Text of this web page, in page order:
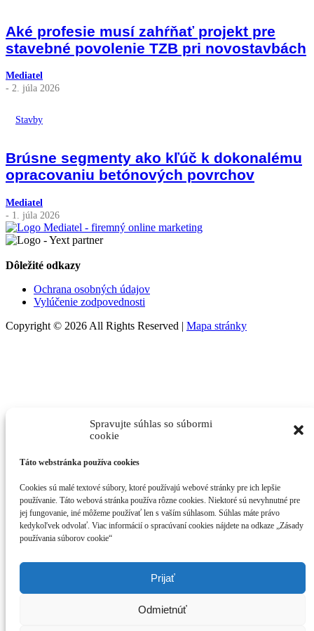
Spravujte súhlas so súbormi
cookie
Táto webstránka používa cookies
Cookies sú malé textové súbory, ktoré používajú webové stránky pre ich lepšie
používanie. Táto webová stránka používa rôzne cookies. Niektoré sú nevyhnutné pre
jej fungovanie, iné môžeme používať len s vaším súhlasom. Súhlas máte právo
kedykoľvek odvolať. Viac informácií o spracúvaní cookies nájdete na odkaze „Zásady
používania súborov cookie“
Prijať
Odmietnúť
Aké profesie musí zahŕňať projekt pre
stavebné povolenie TZB pri novostavbách
Mediatel
- 2. júla 2026
Stavby
Brúsne segmenty ako kľúč k dokonalému
opracovaniu betónových povrchov
Mediatel
- 1. júla 2026
Dôležité odkazy
Ochrana osobných údajov
Vylúčenie zodpovednosti
Copyright © 2026 All Rights Reserved | Mapa stránky